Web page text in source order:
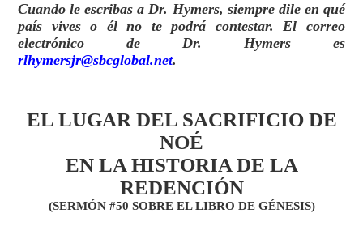
Cuando le escribas a Dr. Hymers, siempre dile en qué
país vives o él no te podrá contestar. El correo
electrónico de Dr. Hymers es
rlhymersjr@sbcglobal.net.
EL LUGAR DEL SACRIFICIO DE
NOÉ
EN LA HISTORIA DE LA
REDENCIÓN
(SERMÓN #50 SOBRE EL LIBRO DE GÉNESIS)